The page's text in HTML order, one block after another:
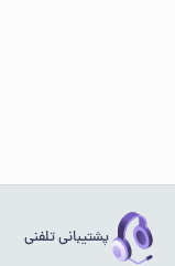
پشتیبانی تلفنی